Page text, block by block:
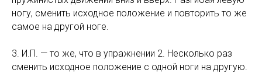
ногу, сменить исходное положение и повторить то же
самое на другой ноге.
3. И.П. — то же, что в упражнении 2. Несколько раз
сменить исходное положение с одной ноги на другую.